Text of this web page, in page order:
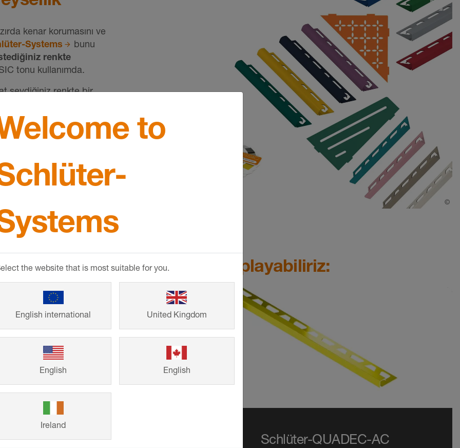
renkli kaplama için uygun. Böylece
balkon ve teras üst yapınızı güvenli bir
şekilde tamamlayabilir ve aynı zamanda
renklendirebilirsiniz.
kenar korumasını ve
Systems
bunu
renkte
tonu kullanımda.
sevdiğiniz renkte bir
CLASSIC-RAL
renk
şey vardır. Yine de
ki uzman
mümkün olduğunu
©
Systems ile sizin için kaplayabiliriz:
Schlüter-BARA Schlüter-QUADEC-AC
to
the website that is most suitable for you.
English international United Kingdom
English English
Ireland